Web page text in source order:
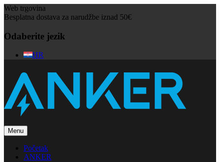
Web trgovina
Besplatna dostava za narudžbe iznad 50€
Odaberite jezik
HR
Menu
Početak
ANKER